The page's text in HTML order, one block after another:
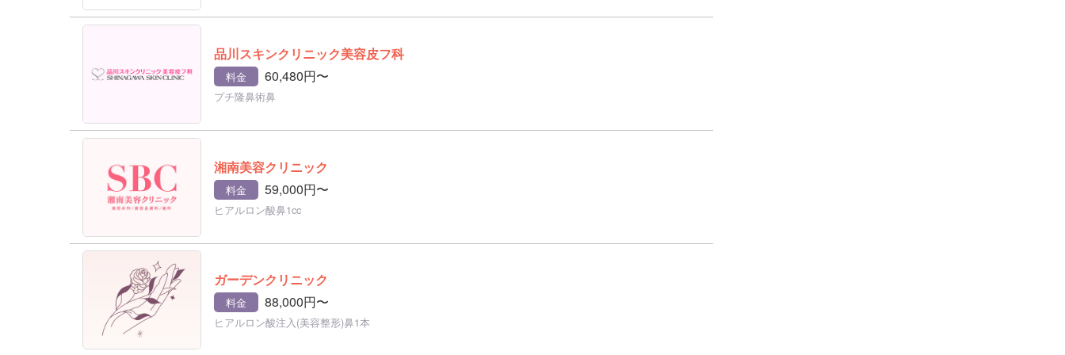
品川スキンクリニック美容皮フ科
料金 60,480円〜
プチ隆鼻術鼻
湘南美容クリニック
料金 59,000円〜
ヒアルロン酸鼻1cc
ガーデンクリニック
料金 88,000円〜
ヒアルロン酸注入(美容整形)鼻1本